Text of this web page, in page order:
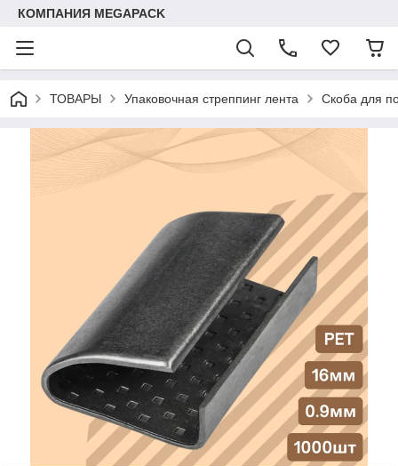
КОМПАНИЯ MEGAPACK
ТОВАРЫ Упаковочная стреппинг лента Скоба для